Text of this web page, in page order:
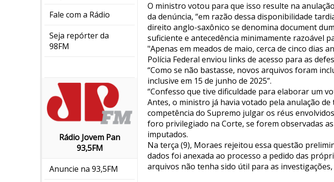
Fale com a Rádio
Seja repórter da
98FM
Rádio Jovem Pan
93,5FM
Anuncie na 93,5FM
O ministro votou para que isso resulte na
da denúncia, “em razão dessa disponibilidade
direito anglo-saxônico se denomina document
suficiente e antecedência minimamente razoável
"Apenas em meados de maio, cerca de cinco dias
Polícia Federal enviou links de acesso para as
“Como se não bastasse, novos arquivos foram
inclusive em 15 de junho de 2025”.
“Confesso que tive dificuldade para elaborar um
Antes, o ministro já havia votado pela anulação
competência do Supremo julgar os réus
foro privilegiado na Corte, se forem observadas
imputados.
Na terça (9), Moraes rejeitou essa questão
dados foi anexada ao processo a pedido das
arquivos não tenha sido útil para as